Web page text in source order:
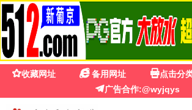
飞天影院
首页
电影
电视剧
日剧